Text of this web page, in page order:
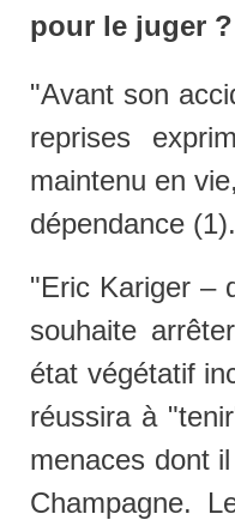
pour le juger ?
"Avant son
reprises
maintenu en
dépendance
"Eric Kariger –
souhaite
état végétatif
réussira à
menaces dont
Champagne.